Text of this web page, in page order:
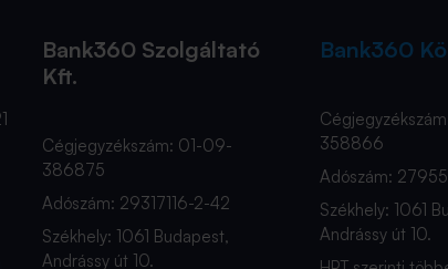
Bank360 Szolgáltató
Kft.
Cégjegyzékszám: 01-09-
386875
Adószám: 29317116-2-42
Székhely: 1061 Budapest,
Andrássy út 10.
Bank360
358866
Adószám:
Székhely: 1061
Andrássy út 10.